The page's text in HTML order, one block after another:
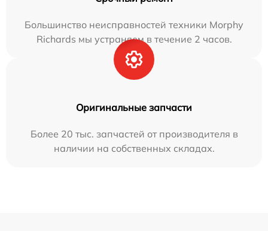
Большинство неисправностей техники Morphy
Richards мы устраняем в течение 2 часов.
Оригинальные запчасти
Более 20 тыс. запчастей от производителя в
наличии на собственных складах.